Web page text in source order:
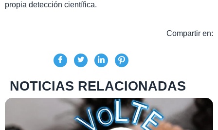
propia detección científica.
Compartir en:
NOTICIAS RELACIONADAS